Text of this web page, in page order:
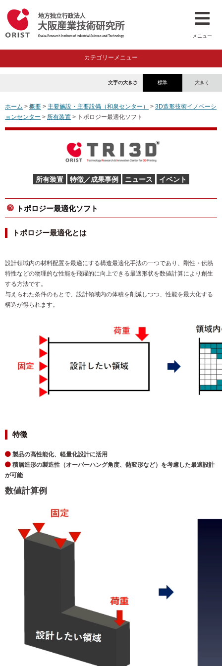
メニュー
カテゴリーメニュー
標準 大きく
文字の大きさ
ホーム > 概要 > 主要施設・主要設備（和泉センター） > 3D造形技術イノベーシ
ョンセンター > 所有装置 > トポロジー最適化ソフト
所有装置 特徴／成果事例 ニュース イベント
トポロジー最適化ソフト
トポロジー最適化とは
設計領域内の材料配置を最適にする構造最適化手法の一つであり、剛性・伝熱
特性などの物理的な性能を飛躍的に向上できる最適形状を数値計算により創生
する方法です。
与えられた条件のもとで、設計領域内の体積を削減しつつ、性能を最大化する
構造が得られます。
特徴
製品の高性能化、軽量化設計に活用
積層造形の製造性（オーバーハング角度、熱変形など）を考慮した最適設計
が可能
数値計算例